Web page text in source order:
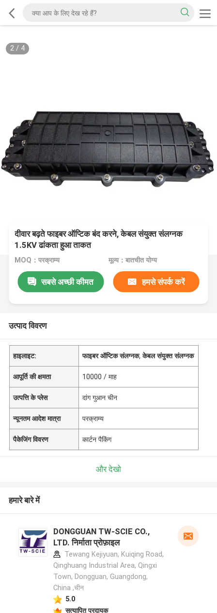
3/ 4
दीवार बढ़ते फाइबर ऑप्टिक बंद करने, केबल संयुक्त संलग्नक
1.5KV ढांकता हुआ ताकत
MOQ：परक्राम्य मूल्य：बातचीत योग्य
सबसे अच्छी कीमत हमसे संपर्क करें
उत्पाद विवरण
हाइलाइट: फाइबर ऑप्टिक संलग्नक,केबल संयुक्त संलग्नक
आपूर्ति की क्षमता 10000 / माह
उत्पत्ति के प्लेस दांग गुआन चीन
न्यूनतम आदेश मात्रा परक्राम्य
पैकेजिंग विवरण कार्टन पैकिंग
और देखो
हमारे बारे में
DONGGUAN TW-SCIE CO.,
LTD. निर्माता प्रोफ़ाइल
Tewang Kejiyuan, Kuiqing Road,
Qinghuang Industrial Area, Qingxi
Town, Dongguan, Guangdong,
China ,चीन
5.0
सत्यापित प्रदायक